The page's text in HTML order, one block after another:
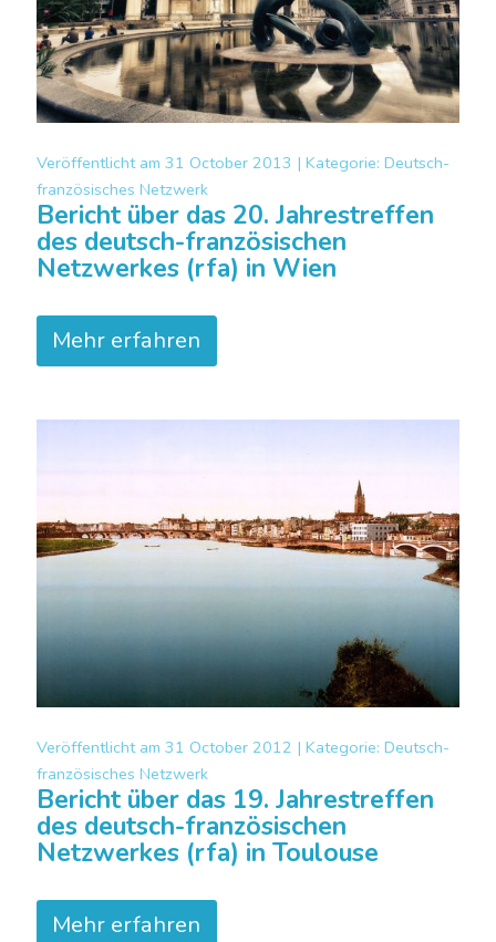
Veröffentlicht am 31 October 2013 | Kategorie: Deutsch-
französisches Netzwerk
Bericht über das 20. Jahrestreffen
des deutsch-französischen
Netzwerkes (rfa) in Wien
Mehr erfahren
Veröffentlicht am 31 October 2012 | Kategorie: Deutsch-
französisches Netzwerk
Bericht über das 19. Jahrestreffen
des deutsch-französischen
Netzwerkes (rfa) in Toulouse
Mehr erfahren